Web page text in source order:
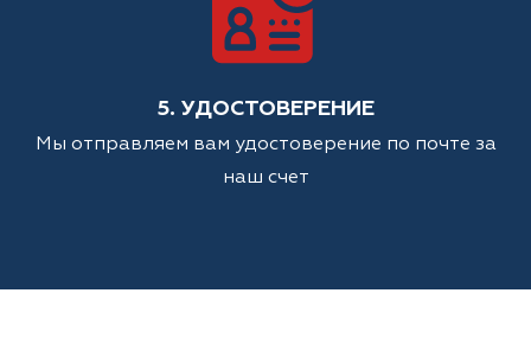
5. УДОСТОВЕРЕНИЕ
Мы отправляем вам удостоверение по почте за
наш счет